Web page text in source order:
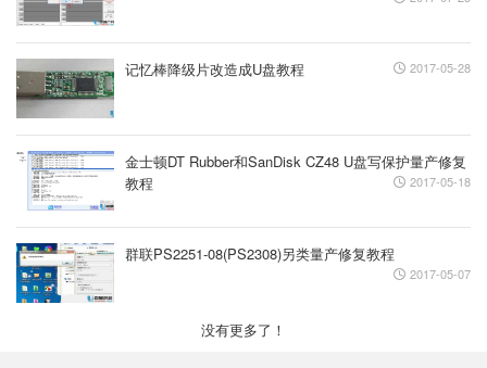
记忆棒降级片改造成U盘教程 2017-05-28
金士顿DT Rubber和SanDisk CZ48 U盘写保护量产修复
教程
2017-05-18
群联PS2251-08(PS2308)另类量产修复教程
2017-05-07
没有更多了！